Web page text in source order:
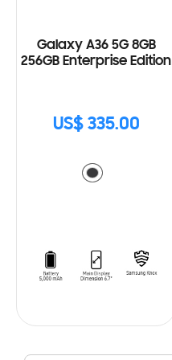
Galaxy A36 5G 8GB
256GB Enterprise Edition
US$ 335.00